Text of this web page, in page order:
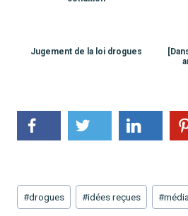
Jugement de la loi drogues
Étiquettes
de
#drogues #idées reçues #